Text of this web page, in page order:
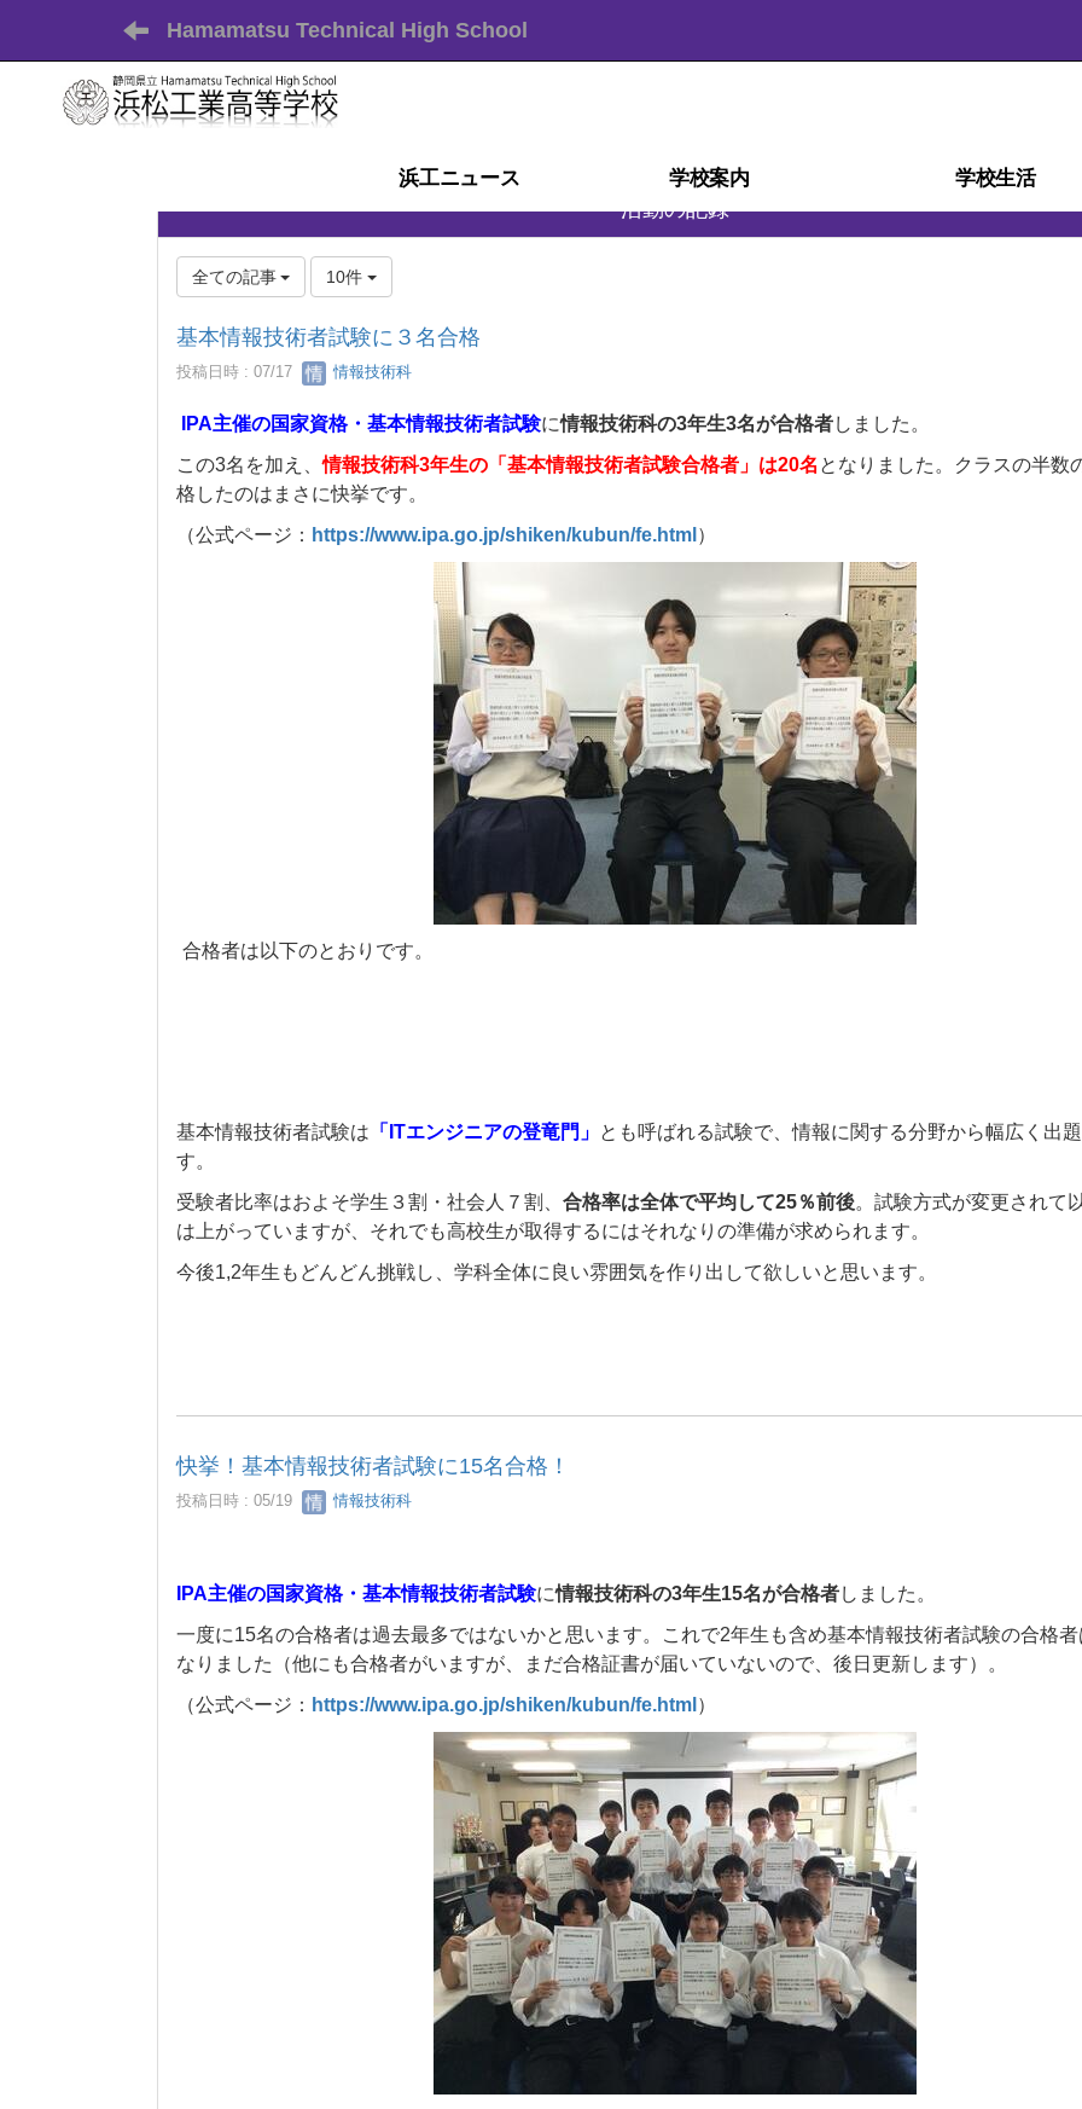
Hamamatsu Technical High School
浜工ニュース 学校案内
学校紹介
学校経営計画(学校自己評価)
スクール・ミッション
スクール・ポリシー
部活動ガイドライン
沿革・校歌
アクセス
施設
学校生活
活動の記録
全ての記事 10件
基本情報技術者試験に３名合格
投稿日時 : 07/17 情報技術科
IPA主催の国家資格・基本情報技術者試験に情報技術科の3年生3名が合格者しました。
この3名を加え、情報技術科3年生の「基本情報技術者試験合格者」は20名 となりました。クラスの半数
格したのはまさに快挙です。
（公式ページ： https://www.ipa.go.jp/shiken/kubun/fe.html ）
合格者は以下のとおりです。
基本情報技術者試験は 「ITエンジニアの登竜門」 とも呼ばれる試験で、情報に関する分野から幅広く出
す。
受験者比率はおよそ学生３割・社会人７割、 合格率は全体で平均して25％前後。 試験方式が変更されて
は上がっていますが、それでも高校生が取得するにはそれなりの準備が求められます。
今後1,2年生もどんどん挑戦し、学科全体に良い雰囲気を作り出して欲しいと思います。
快挙！基本情報技術者試験に15名合格！
投稿日時 : 05/19 情報技術科
IPA主催の国家資格・基本情報技術者試験に情報技術科の3年生15名が合格者しました。
一度に15名の合格者は過去最多ではないかと思います。これで2年生も含め基本情報技術者試験の合格者
なりました（他にも合格者がいますが、まだ合格証書が届いていないので、後日更新します）。
（公式ページ： https://www.ipa.go.jp/shiken/kubun/fe.html ）